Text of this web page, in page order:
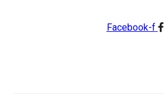
Facebook-f